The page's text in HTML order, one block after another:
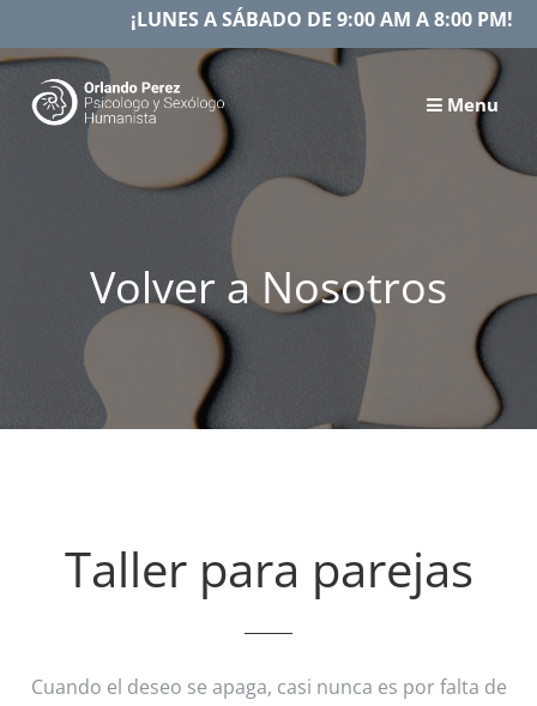
to
content
¡LUNES A SÁBADO DE 9:00 AM A 8:00 PM!
Menu
Volver a Nosotros
Taller para parejas
Cuando el deseo se apaga, casi nunca es por falta de